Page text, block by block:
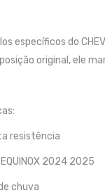
específicos do
original, ele
resistência
2024 2025
chuva